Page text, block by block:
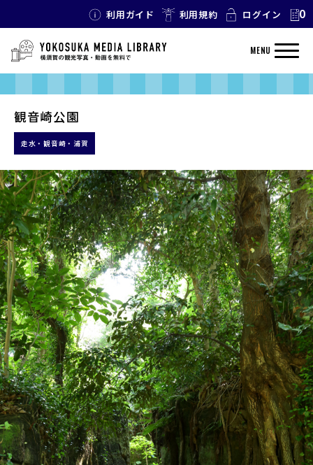
利用ガイド 利用規約 ログイン 0
MENU
観音崎公園
走水・観音崎・浦賀